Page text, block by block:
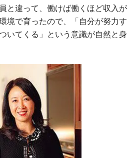
と違って、働けば働くほど収入が
境で育ったので、「自分が努力す
いてくる」という意識が自然と身